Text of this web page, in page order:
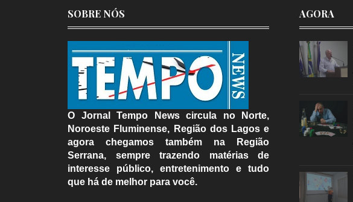
SOBRE NÓS
O Jornal Tempo News circula no Norte,
Noroeste Fluminense, Região dos Lagos e
agora chegamos também na Região
Serrana, sempre trazendo matérias de
interesse público, entretenimento e tudo
que há de melhor para você.
AGORA